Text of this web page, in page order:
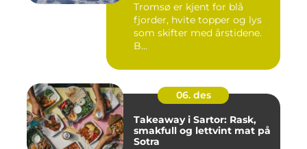
Tromsø er kjent for blå
fjorder, hvite topper og lys
som skifter med årstidene.
B...
06. des
Takeaway i Sartor: Rask,
smakfull og lettvint mat på
Sotra